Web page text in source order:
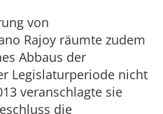
von
Rajoy räumte zudem
Abbaus der
Legislaturperiode nicht
veranschlagte sie
die